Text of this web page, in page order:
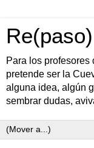
Para los profesores
pretende ser la
alguna idea, algún
sembrar dudas,